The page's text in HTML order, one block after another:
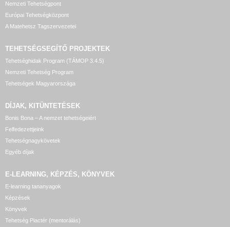
Nemzeti Tehetségpont
Európai Tehetségközpont
A Matehetsz Tagszervezetei
TEHETSÉGSEGÍTŐ PROJEKTEK
Tehetséghidak Program (TÁMOP 3.4.5)
Nemzeti Tehetség Program
Tehetségek Magyarországa
DÍJAK, KITÜNTETÉSEK
Bonis Bona – A nemzet tehetségeiért
Felfedezettjeink
Tehetségnagykövetek
Egyéb díjak
E-LEARNING, KÉPZÉS, KÖNYVEK
E-learning tananyagok
Képzések
Könyvek
Tehetség Piactér (mentorálás)